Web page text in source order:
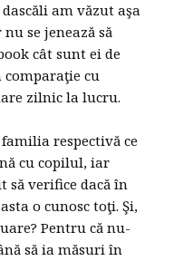
am văzut aşa
se jenează să
cât sunt ei de
cu
zilnic la lucru.
respectivă ce
cu copilul, iar
să verifice dacă în
o cunosc toţi. Şi,
Pentru că nu-
să ia măsuri în